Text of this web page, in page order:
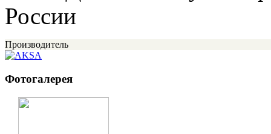
России
Производитель
Фотогалерея